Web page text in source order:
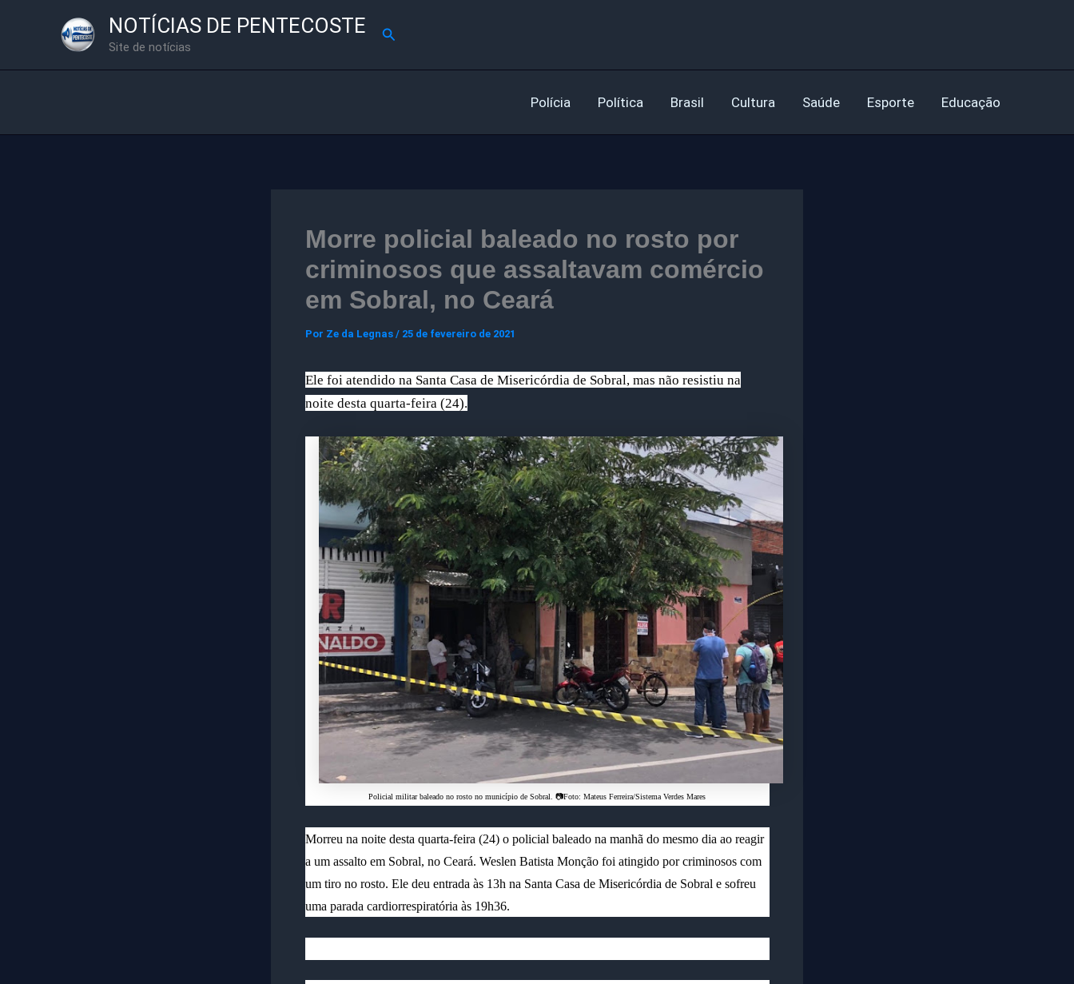
NOTÍCIAS DE PENTECOSTE
Site de notícias
Pesquisar
Polícia Política Brasil Cultura Saúde Esporte Educação
Morre policial baleado no rosto por
criminosos que assaltavam comércio
em Sobral, no Ceará
Por Ze da Legnas / 25 de fevereiro de 2021
Ele foi atendido na Santa Casa de Misericórdia de Sobral, mas não resistiu na
noite desta quarta-feira (24).
Policial militar baleado no rosto no município de Sobral. 📷Foto: Mateus Ferreira/Sistema Verdes Mares
Morreu na noite desta quarta-feira (24) o policial baleado na manhã do mesmo dia ao reagir
a um assalto em Sobral, no Ceará. Weslen Batista Monção foi atingido por criminosos com
um tiro no rosto. Ele deu entrada às 13h na Santa Casa de Misericórdia de Sobral e sofreu
uma parada cardiorrespiratória às 19h36.